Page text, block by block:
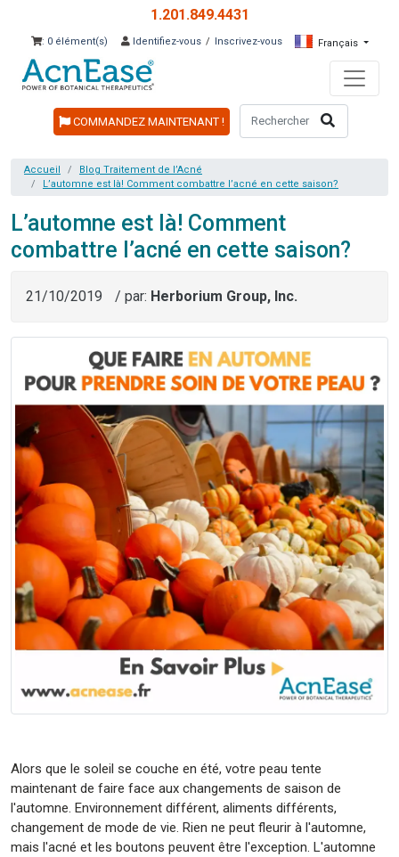
1.201.849.4431
: 0 élément(s) Identifiez-vous / Inscrivez-vous Français
COMMANDEZ MAINTENANT !
Accueil
Blog Traitement de l’Acné
L’automne est là! Comment combattre l’acné en cette saison?
L’automne est là! Comment
combattre l’acné en cette saison?
21/10/2019 / par: Herborium Group, Inc.
Alors que le soleil se couche en été, votre peau tente
maintenant de faire face aux changements de saison de
l'automne. Environnement différent, aliments différents,
changement de mode de vie. Rien ne peut fleurir à l'automne,
mais l'acné et les boutons peuvent être l'exception. L'automne